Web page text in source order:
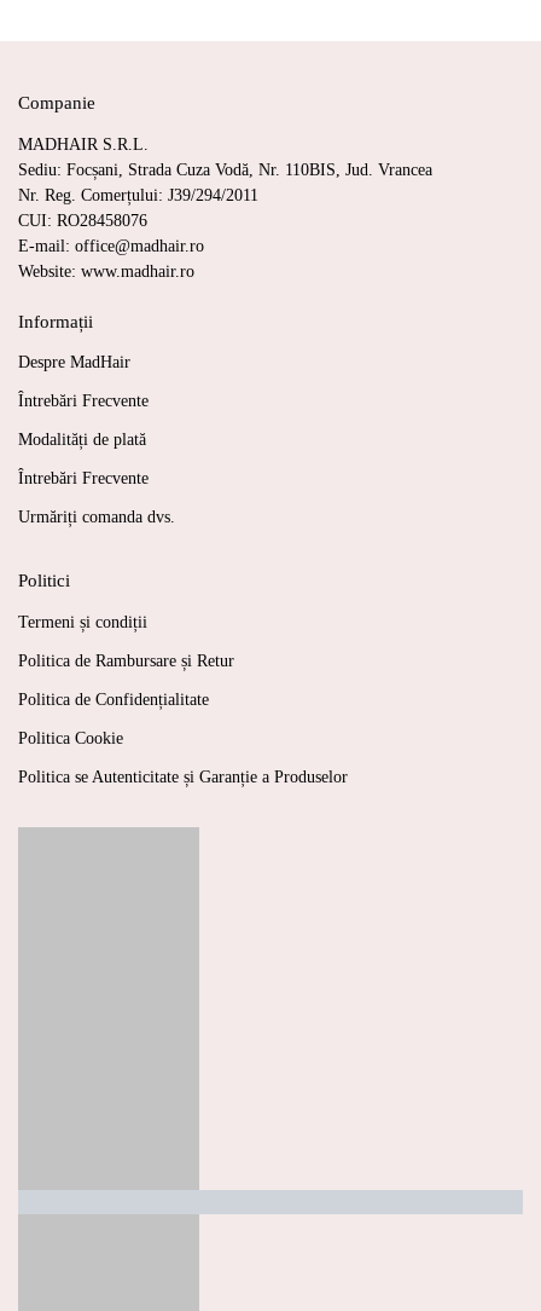
Companie
MADHAIR S.R.L.
Sediu: Focșani, Strada Cuza Vodă, Nr. 110BIS, Jud. Vrancea
Nr. Reg. Comerțului: J39/294/2011
CUI: RO28458076
E-mail: office@madhair.ro
Website: www.madhair.ro
Informații
Despre MadHair
Întrebări Frecvente
Modalități de plată
Întrebări Frecvente
Urmăriți comanda dvs.
Politici
Termeni și condiții
Politica de Rambursare și Retur
Politica de Confidențialitate
Politica Cookie
Politica se Autenticitate și Garanție a Produselor